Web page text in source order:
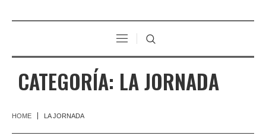
CATEGORÍA: LA JORNADA
HOME LA JORNADA